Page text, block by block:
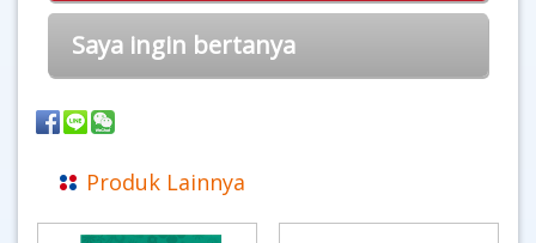
Saya ingin bertanya
Produk Lainnya